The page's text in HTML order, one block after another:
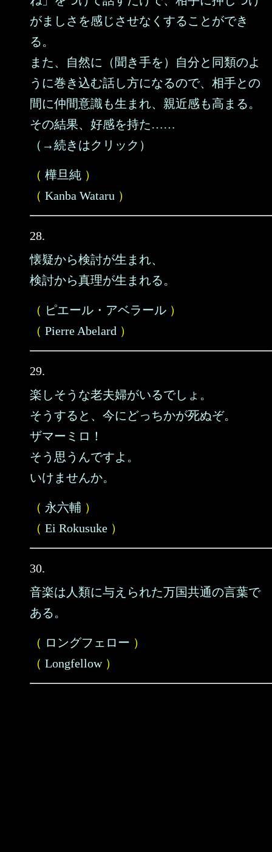
がましさを感じさせなくすることができ
る。
また、自然に（聞き手を）自分と同類のよ
うに巻き込む話し方になるので、相手との
間に仲間意識も生まれ、親近感も高まる。
その結果、好感を持た……
（→続きはクリック）
（ 樺旦純 ）
（ Kanba Wataru ）
28.
懐疑から検討が生まれ、
検討から真理が生まれる。
（ ピエール・アベラール ）
（ Pierre Abelard ）
29.
楽しそうな老夫婦がいるでしょ。
そうすると、今にどっちかが死ぬぞ。
ザマーミロ！
そう思うんですよ。
いけませんか。
（ 永六輔 ）
（ Ei Rokusuke ）
30.
音楽は人類に与えられた万国共通の言葉で
ある。
（ ロングフェロー ）
（ Longfellow）